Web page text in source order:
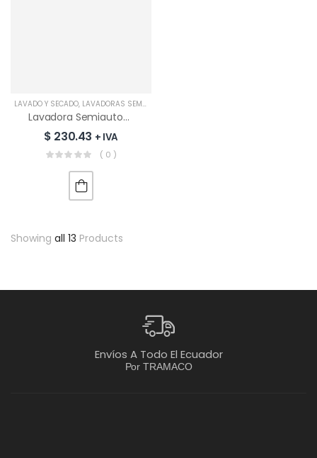
LAVADO Y SECADO, LAVADORAS SEMIAUTOMÁTICAS
Lavadora Semiautomática TCL 18KG | TWA120TTW18
$ 230.43 + IVA
( 0 )
Showing all 13 Products
Envíos A Todo El Ecuador
Por TRAMACO